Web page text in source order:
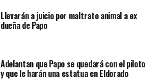
Llevarán a juicio por maltrato animal a ex
dueña de Papo
Adelantan que Papo se quedará con el piloto
y que le harán una estatua en Eldorado